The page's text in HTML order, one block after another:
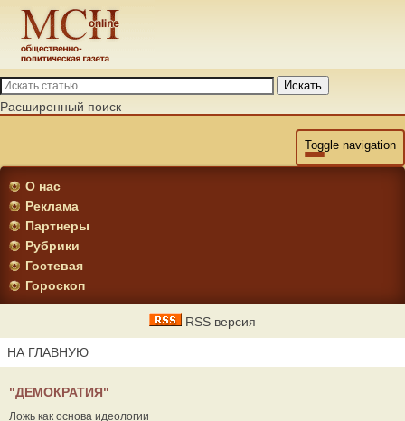
Искать
Расширенный поиск
Toggle navigation
О нас
Реклама
Партнеры
Рубрики
Гостевая
Гороскоп
RSS версия
НА ГЛАВНУЮ
"ДЕМОКРАТИЯ"
Ложь как основа идеологии